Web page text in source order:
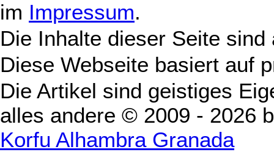
im Impressum.
Die Inhalte dieser Seite
Diese Webseite basiert auf
Die Artikel sind geistiges
alles andere © 2009 - 2026
Korfu Alhambra Granada